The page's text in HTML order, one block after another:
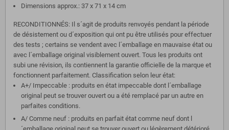
Dimensions approx.: 37 x 71 x 14 cm
RECONDITIONNÉS: Il s´agit de produits renvoyés pendant la période
de désistement ou d´exposition qui ont pu être utilisés pour effectuer
des tests ; certains se vendent avec l´emballage en mauvaise état ou
avec l´emballage original visiblement ouvert. Tous les produits ont
subi une révision, ils contiennent la garantie officielle de la marque et
fonctionnent parfaitement. Classification selon leur état:
A+/ Impeccable : produits en état impeccable dont l´emballage
original peut se trouver ouvert ou a été remplacé par un autre en
parfaites conditions.
A/ Comme neuf : produits en parfait état comme neuf dont l